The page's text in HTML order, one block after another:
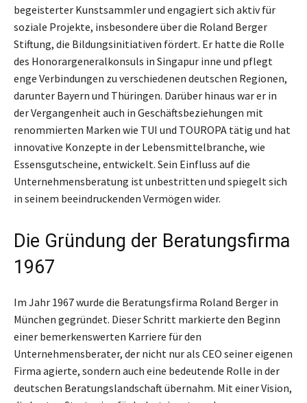
begeisterter Kunstsammler und engagiert sich aktiv für
soziale Projekte, insbesondere über die Roland Berger
Stiftung, die Bildungsinitiativen fördert. Er hatte die Rolle
des Honorargeneralkonsuls in Singapur inne und pflegt
enge Verbindungen zu verschiedenen deutschen Regionen,
darunter Bayern und Thüringen. Darüber hinaus war er in
der Vergangenheit auch in Geschäftsbeziehungen mit
renommierten Marken wie TUI und TOUROPA tätig und hat
innovative Konzepte in der Lebensmittelbranche, wie
Essensgutscheine, entwickelt. Sein Einfluss auf die
Unternehmensberatung ist unbestritten und spiegelt sich
in seinem beeindruckenden Vermögen wider.
Die Gründung der Beratungsfirma
1967
Im Jahr 1967 wurde die Beratungsfirma Roland Berger in
München gegründet. Dieser Schritt markierte den Beginn
einer bemerkenswerten Karriere für den
Unternehmensberater, der nicht nur als CEO seiner eigenen
Firma agierte, sondern auch eine bedeutende Rolle in der
deutschen Beratungslandschaft übernahm. Mit einer Vision,